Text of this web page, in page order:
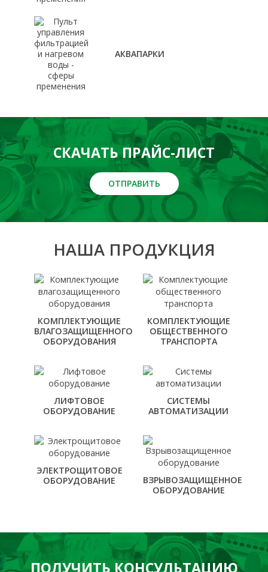
АКВАПАРКИ
СКАЧАТЬ ПРАЙС-ЛИСТ
ОТПРАВИТЬ
НАША ПРОДУКЦИЯ
КОМПЛЕКТУЮЩИЕ
ВЛАГОЗАЩИЩЕННОГО
ОБОРУДОВАНИЯ
КОМПЛЕКТУЮЩИЕ
ОБЩЕСТВЕННОГО
ТРАНСПОРТА
ЛИФТОВОЕ
ОБОРУДОВАНИЕ
СИСТЕМЫ
АВТОМАТИЗАЦИИ
ЭЛЕКТРОЩИТОВОЕ
ОБОРУДОВАНИЕ
ВЗРЫВОЗАЩИЩЕННОЕ
ОБОРУДОВАНИЕ
ПОЛУЧИТЬ КОНСУЛЬТАЦИЮ